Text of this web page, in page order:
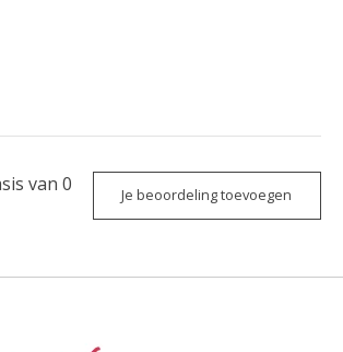
van 0
Je beoordeling toevoegen